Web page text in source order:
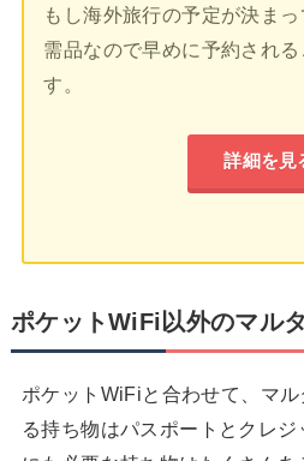
もし海外旅行の予定が決ま
需品なので早めに予約され
す。
詳細を見
ポケットWiFi以外のマル
ポケットWiFiと合わせて、マ
る持ち物はパスポートとクレ